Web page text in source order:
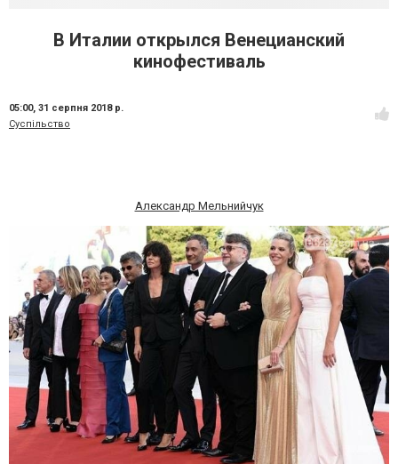
В Италии открылся Венецианский
кинофестиваль
05:00, 31 серпня 2018 р.
Суспільство
Александр Мельнийчук